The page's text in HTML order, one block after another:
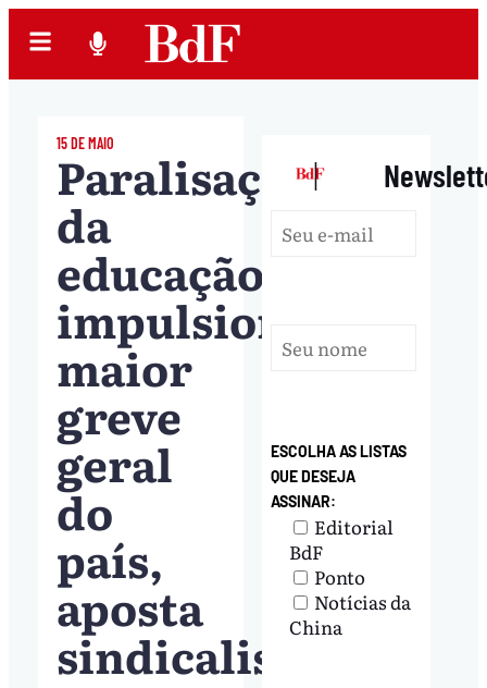
15 DE MAIO
Paralisação
da
educação
impulsionará
maior
greve
geral
do
país,
aposta
sindicalista
|
ESCOLHA AS LISTAS
QUE DESEJA
ASSINAR:
Editorial
BdF
Ponto
Notícias da
China